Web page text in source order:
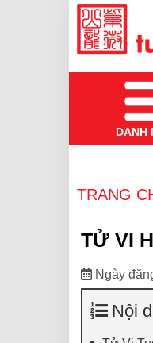
DANH
TRANG
TỬ VI
Ngày
Nội